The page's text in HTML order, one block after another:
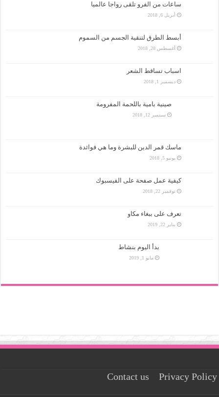
ساعات من الفرو تلقى رواجا عالميا
أبريل 6, 2018
أبسط الطرق لتنقية الجسم من السموم
أغسطس 28, 2018
اسباب تساقط الشعر
ديسمبر 1, 2018
صينية بامية باللحمة المفرومة
سبتمبر 12, 2018
ماسك قمر الدين للبشرة وما هي فوائدة
يونيو 5, 2018
كيفية عمل صفحة على الفيسبوك
نوفمبر 22, 2018
تعرف على ببغاء مكاو
يناير 22, 2019
بدأ اليوم بنشاط
مايو 1, 2019
Contact us Privacy Policy